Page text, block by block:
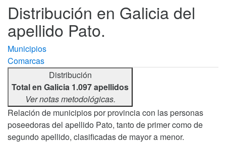
Distribución en Galicia del
apellido Pato.
Municipios
Comarcas
Distribución
Total en Galicia 1.097 apellidos
Ver notas metodológicas.
Relación de municipios por provincia con las personas
poseedoras del apellido Pato, tanto de primer como de
segundo apellido, clasificadas de mayor a menor.